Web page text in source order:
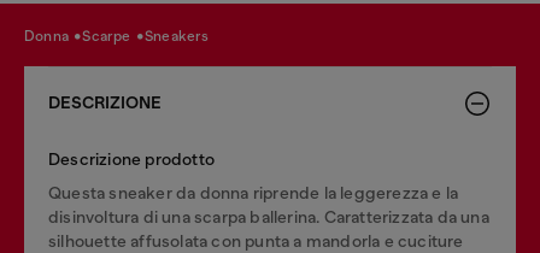
donna scarpe sneakers
DESCRIZIONE
Descrizione prodotto
Questa sneaker da donna riprende la leggerezza e la
disinvoltura di una scarpa ballerina. Caratterizzata da una
silhouette affusolata con punta a mandorla e cuciture